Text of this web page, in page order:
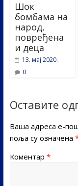
Шок
бомбама на
народ,
повређена
и деца
13. мај 2020.
0
Оставите
Ваша адреса е-
поља су означена
Коментар *